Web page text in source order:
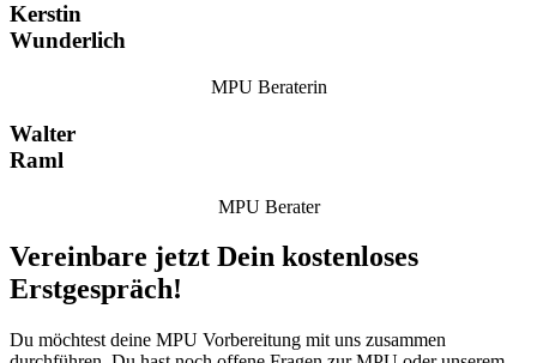
Kerstin
Wunderlich
MPU Beraterin
Walter
Raml
MPU Berater
Vereinbare jetzt Dein kostenloses
Erstgespräch!
Du möchtest deine MPU Vorbereitung mit uns zusammen